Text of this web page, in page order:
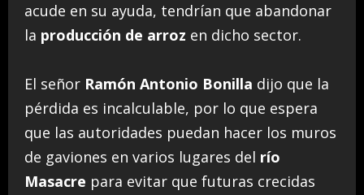
acude en su ayuda, tendrían que abandonar
la producción de arroz en dicho sector.
El señor Ramón Antonio Bonilla dijo que la
pérdida es incalculable, por lo que espera
que las autoridades puedan hacer los muros
de gaviones en varios lugares del río
Masacre para evitar que futuras crecidas